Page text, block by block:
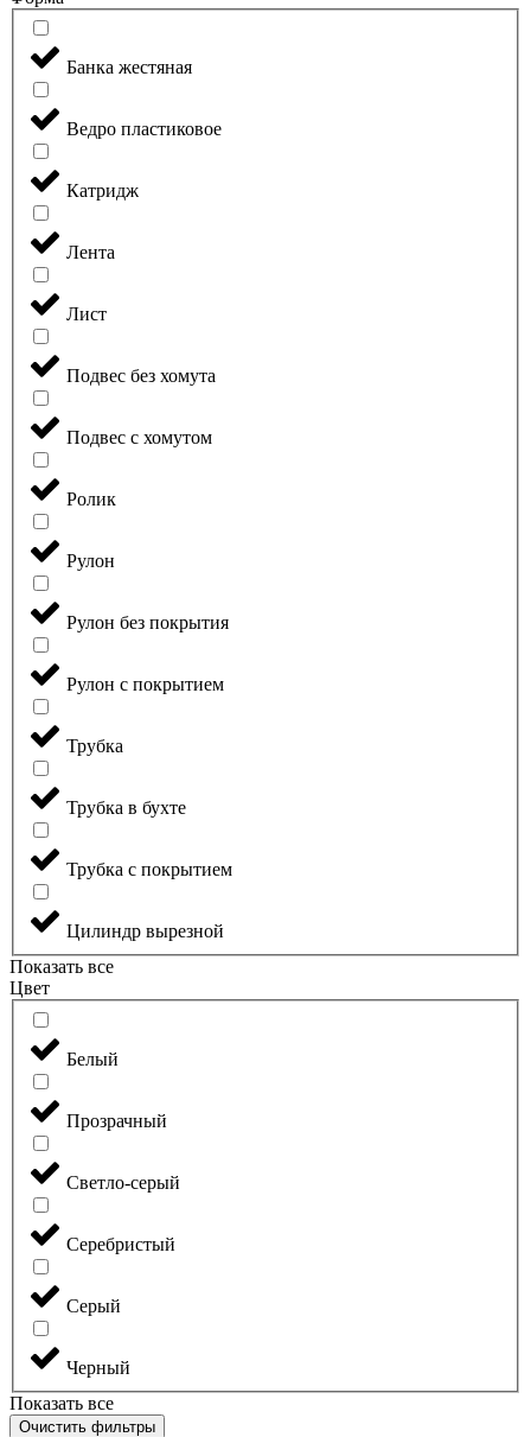
Банка жестяная
Ведро пластиковое
Катридж
Лента
Лист
Подвес без хомута
Подвес с хомутом
Ролик
Рулон
Рулон без покрытия
Рулон с покрытием
Трубка
Трубка в бухте
Трубка с покрытием
Цилиндр вырезной
Показать все
Цвет
Белый
Прозрачный
Светло-серый
Серебристый
Серый
Черный
Показать все
Очистить фильтры